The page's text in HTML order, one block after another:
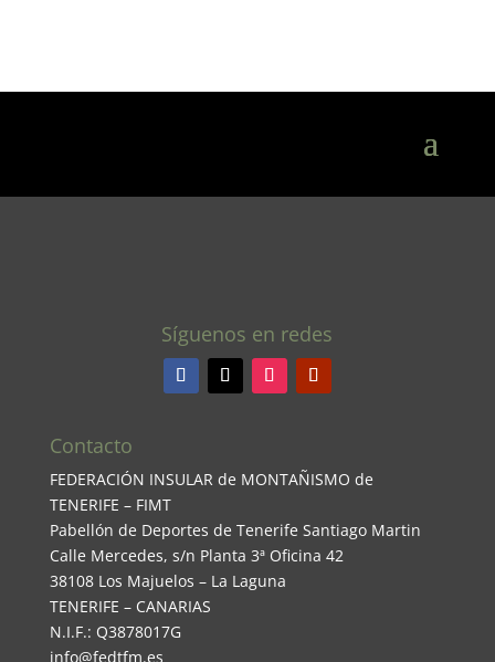
Síguenos en redes
Contacto
FEDERACIÓN INSULAR de MONTAÑISMO de
TENERIFE – FIMT
Pabellón de Deportes de Tenerife Santiago Martin
Calle Mercedes, s/n Planta 3ª Oficina 42
38108 Los Majuelos – La Laguna
TENERIFE – CANARIAS
N.I.F.: Q3878017G
info@fedtfm.es